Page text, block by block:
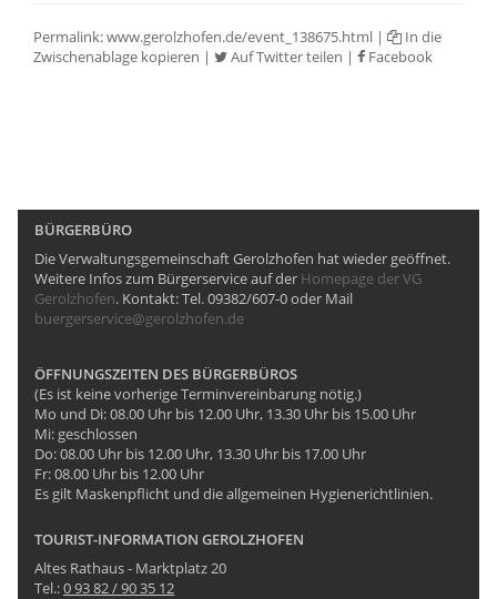
Permalink:www.gerolzhofen.de/event_138675.html |
In die
Zwischenablage kopieren | Auf Twitter teilen | Facebook
BÜRGERBÜRO
Die Verwaltungsgemeinschaft Gerolzhofen hat wieder geöffnet.
Weitere Infos zum Bürgerservice auf der Homepage der VG
Gerolzhofen. Kontakt: Tel. 09382/607-0 oder Mail
buergerservice@gerolzhofen.de
ÖFFNUNGSZEITEN DES BÜRGERBÜROS
(Es ist keine vorherige Terminvereinbarung nötig.)
Mo und Di: 08.00 Uhr bis 12.00 Uhr, 13.30 Uhr bis 15.00 Uhr
Mi: geschlossen
Do: 08.00 Uhr bis 12.00 Uhr, 13.30 Uhr bis 17.00 Uhr
Fr: 08.00 Uhr bis 12.00 Uhr
Es gilt Maskenpflicht und die allgemeinen Hygienerichtlinien.
TOURIST-INFORMATION GEROLZHOFEN
Altes Rathaus - Marktplatz 20
Tel.:0 93 82 / 90 35 12